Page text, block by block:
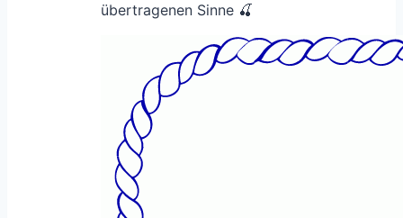
übertragenen Sinne 🍒